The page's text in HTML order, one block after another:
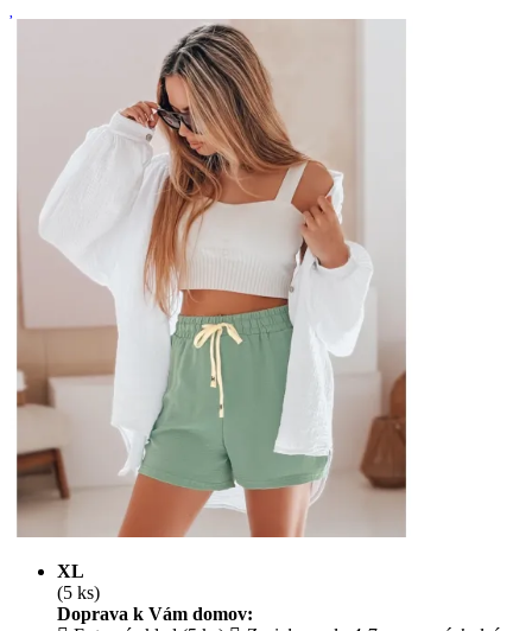
XL
(5 ks)
Doprava k Vám domov: